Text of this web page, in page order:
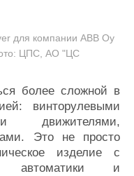
для компании ABB Oy
ЦПС, АО "ЦС
более сложной в
винторулевыми
движителями,
Это не просто
изделие с
автоматики и